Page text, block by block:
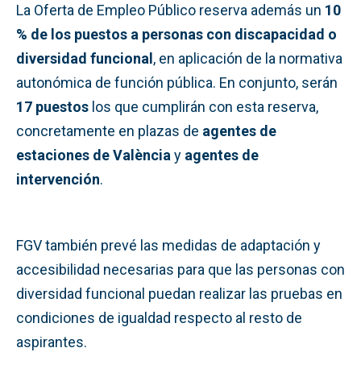
La Oferta de Empleo Público reserva además un 10
% de los puestos a personas con discapacidad o
diversidad funcional, en aplicación de la normativa
autonómica de función pública. En conjunto, serán
17 puestos los que cumplirán con esta reserva,
concretamente en plazas de agentes de
estaciones de València y agentes de
intervención.
FGV también prevé las medidas de adaptación y
accesibilidad necesarias para que las personas con
diversidad funcional puedan realizar las pruebas en
condiciones de igualdad respecto al resto de
aspirantes.